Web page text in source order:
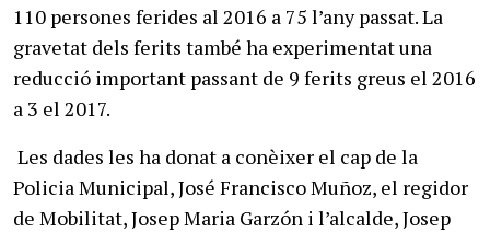
110 persones ferides al 2016 a 75 l’any passat. La
gravetat dels ferits també ha experimentat una
reducció important passant de 9 ferits greus el 2016
a 3 el 2017.
Les dades les ha donat a conèixer el cap de la
Policia Municipal, José Francisco Muñoz, el regidor
de Mobilitat, Josep Maria Garzón i l’alcalde, Josep